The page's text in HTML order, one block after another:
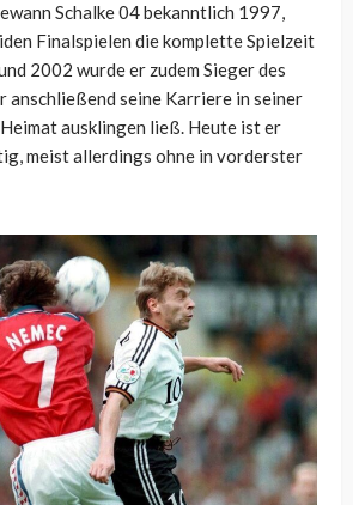
Schalke 04 bekanntlich 1997,
Finalspielen die komplette Spielzeit
2002 wurde er zudem Sieger des
anschließend seine Karriere in seiner
ausklingen ließ. Heute ist er
meist allerdings ohne in vorderster